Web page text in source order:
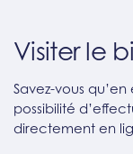
Visiter le
Savez-vous
possibilité
directement en